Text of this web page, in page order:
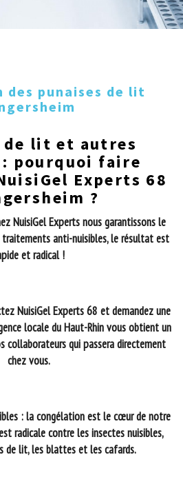
des punaises de lit
de lit et autres
pourquoi faire
Experts 68
?
NuisiGel Experts nous garantissons le
anti-nuisibles, le résultat est
et radical !
NuisiGel Experts 68 et demandez une
locale du Haut-Rhin vous obtient un
collaborateurs qui passera directement
chez vous.
: la congélation est le cœur de notre
radicale contre les insectes nuisibles,
de lit, les blattes et les cafards.